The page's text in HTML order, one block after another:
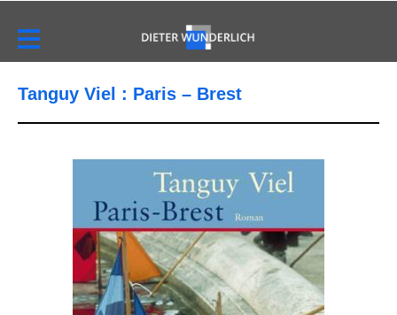
Tanguy Viel : Paris – Brest